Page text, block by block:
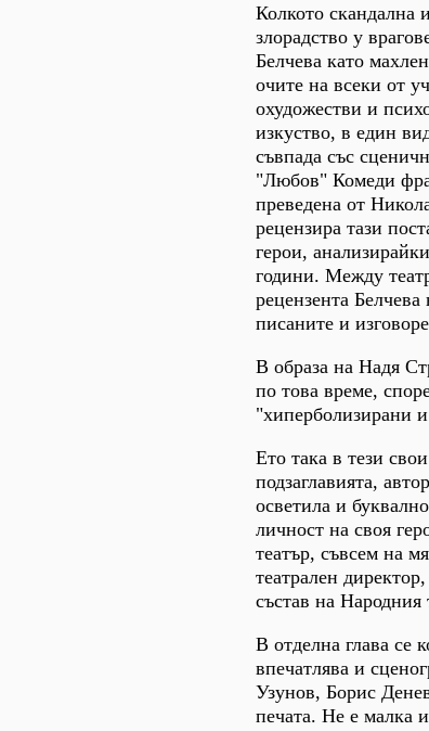
Колкото скандална
злорадство у
Белчева като
очите на всеки от
охудожестви и
изкуство, в един
съвпада със
"Любов" Комеди
преведена от
рецензира тази
герои,
години. Между
рецензента
писаните и
В образа на Надя
по това време,
"хиперболизирани
Ето така в тези
подзаглавията,
осветила и
личност на своя
театър, съвсем на
театрален
състав на Народния
В отделна глава се
впечатлява и
Узунов, Борис
печата. Не е малка